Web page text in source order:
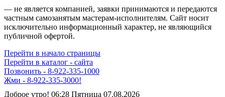
— не является компанией, заявки принимаются и передаются
частным самозанятым мастерам‑исполнителям. Сайт носит
исключительно информационный характер, не являющийся
публичной офертой.
Перейти в начало страницы
Перейти в каталог - сайта
Позвонить - 8-922-335-1000
Жми - 8-922-335-3000!
Доброе утро! 06:28 Пятница 07.08.2026